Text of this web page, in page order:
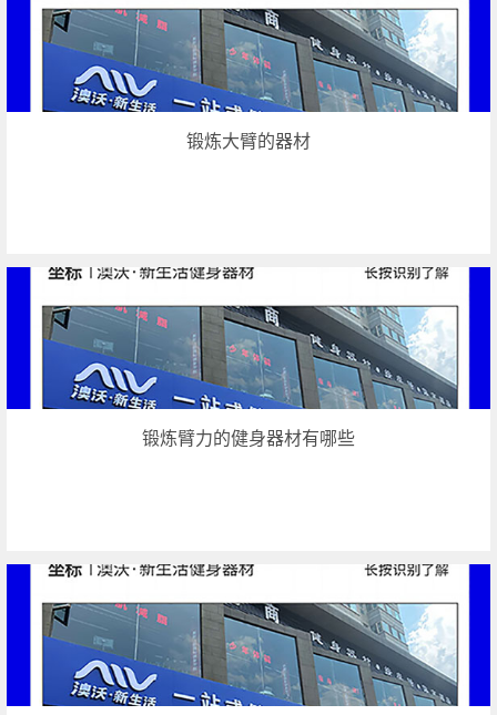
锻炼大臂的器材
锻炼臂力的健身器材有哪些